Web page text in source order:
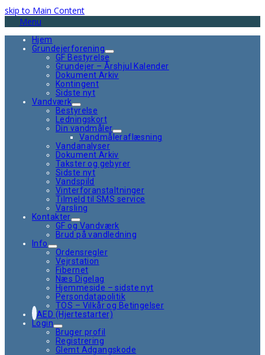
skip to Main Content
Menu
Hjem
Grundejerforening
GF Bestyrelse
Grundejer – Årshjul Kalender
Dokument Arkiv
Kontingent
Sidste nyt
Vandværk
Bestyrelse
Ledningskort
Din vandmåler
Vandmåleraflæsning
Vandanalyser
Dokument Arkiv
Takster og gebyrer
Sidste nyt
Vandspild
Vinterforanstaltninger
Tilmeld til SMS service
Varsling
Kontakter
GF og Vandværk
Brud på vandledning
Info
Ordensregler
Vejrstation
Fibernet
Næs Digelag
Hjemmeside – sidste nyt
Persondatapolitik
TOS – Vilkår og Betingelser
AED (Hjertestarter)
Login
Bruger profil
Registrering
Glemt Adgangskode